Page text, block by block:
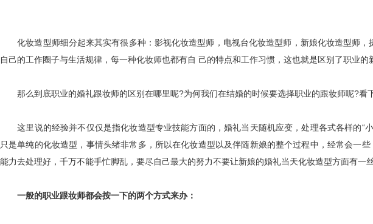
化妆造型师细分起来其实有很多种：影视化妆造型师，电视台化妆造型师，新娘化妆造型师，
自己的工作圈子与生活规律，每一种化妆师也都有自 己的特点和工作习惯，这也就是区别了职业的
那么到底职业的婚礼跟妆师的区别在哪里呢?为何我们在结婚的时候要选择职业的跟妆师呢?看
这里说的经验并不仅仅是指化妆造型专业技能方面的，婚礼当天随机应变，处理各式各样的“
只是单纯的化妆造型，事情头绪非常多，所以在化妆造型以及伴随新娘的整个过程中，经常会一
能力去处理好，千万不能手忙脚乱，要尽自己最大的努力不要让新娘的婚礼当天化妆造型方面有一
一般的职业跟妆师都会按一下的两个方式来办：